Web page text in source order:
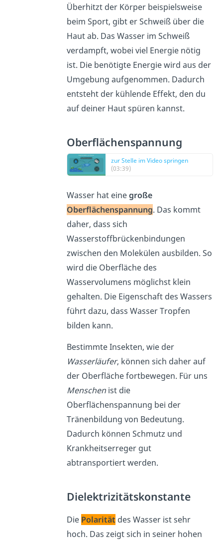
Überhitzt der Körper beispielsweise
beim Sport, gibt er Schweiß über die
Haut ab. Das Wasser im Schweiß
verdampft, wobei viel Energie nötig
ist. Die benötigte Energie wird aus der
Umgebung aufgenommen. Dadurch
entsteht der kühlende Effekt, den du
auf deiner Haut spüren kannst.
Oberflächenspannung
zur Stelle im Video springen
(03:39)
Wasser hat einegroße
Oberflächenspannung. Das kommt
daher, dass sich
Wasserstoffbrückenbindungen
zwischen den Molekülen ausbilden. So
wird die Oberfläche des
Wasservolumens möglichst klein
gehalten. Die Eigenschaft des Wassers
führt dazu, dass Wasser Tropfen
bilden kann.
Bestimmte Insekten, wie der
Wasserläufer, können sich daher auf
der Oberfläche fortbewegen. Für uns
Menschen ist die
Oberflächenspannung bei der
Tränenbildung von Bedeutung.
Dadurch können Schmutz und
Krankheitserreger gut
abtransportiert werden.
Dielektrizitätskonstante
Die Polarität des Wasser ist sehr
hoch. Das zeigt sich in seiner hohen